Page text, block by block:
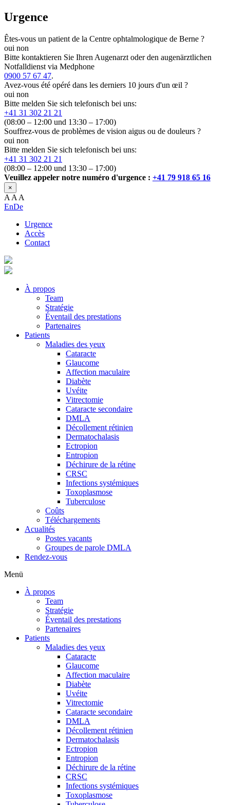
Urgence
Êtes-vous un patient de la Centre ophtalmologique de Berne ?
oui non
Bitte kontaktieren Sie Ihren Augenarzt oder den augenärztlichen
Notfalldienst via Medphone
0900 57 67 47.
Avez-vous été opéré dans les derniers 10 jours d'un œil ?
oui non
Bitte melden Sie sich telefonisch bei uns:
+41 31 302 21 21
(08:00 – 12:00 und 13:30 – 17:00)
Souffrez-vous de problèmes de vision aigus ou de douleurs ?
oui non
Bitte melden Sie sich telefonisch bei uns:
+41 31 302 21 21
(08:00 – 12:00 und 13:30 – 17:00)
Veuillez appeler notre numéro d'urgence : +41 79 918 65 16
×
A A A
EnDe
Urgence
Accès
Contact
À propos
Team
Stratégie
Éventail des prestations
Partenaires
Patients
Maladies des yeux
Cataracte
Glaucome
Affection maculaire
Diabète
Uvéite
Vitrectomie
Cataracte secondaire
DMLA
Décollement rétinien
Dermatochalasis
Ectropion
Entropion
Déchirure de la rétine
CRSC
Infections systémiques
Toxoplasmose
Tuberculose
Coûts
Téléchargements
Acualités
Postes vacants
Groupes de parole DMLA
Rendez-vous
Menü
À propos
Team
Stratégie
Éventail des prestations
Partenaires
Patients
Maladies des yeux
Cataracte
Glaucome
Affection maculaire
Diabète
Uvéite
Vitrectomie
Cataracte secondaire
DMLA
Décollement rétinien
Dermatochalasis
Ectropion
Entropion
Déchirure de la rétine
CRSC
Infections systémiques
Toxoplasmose